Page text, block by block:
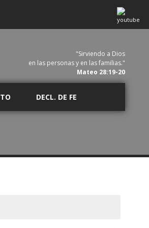
"Sirviendo a Dios
en las personas y en las familias."
Mateo 28:19-20
DECL. DE FE